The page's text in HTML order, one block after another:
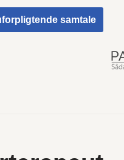
samtale